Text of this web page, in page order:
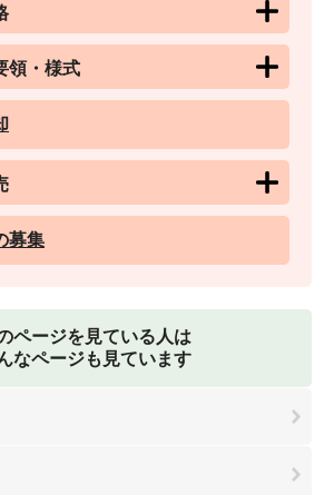
領・様式
募集
ページを見ている人は
なページも見ています